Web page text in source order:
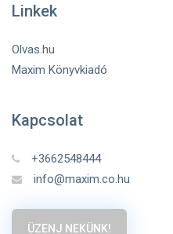
Linkek
Olvas.hu
Maxim Könyvkiadó
Kapcsolat
+3662548444
info@maxim.co.hu
ÜZENJ NEKÜNK!